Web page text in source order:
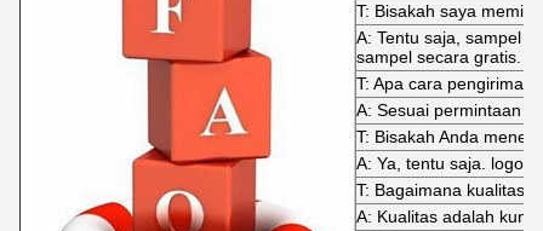
T: Bisakah saya
A: Tentu saja, sampel
sampel secara gratis.
T: Apa cara
A: Sesuai permintaan
T: Bisakah Anda
A: Ya, tentu saja. logo
T: Bagaimana kualitas
A: Kualitas adalah